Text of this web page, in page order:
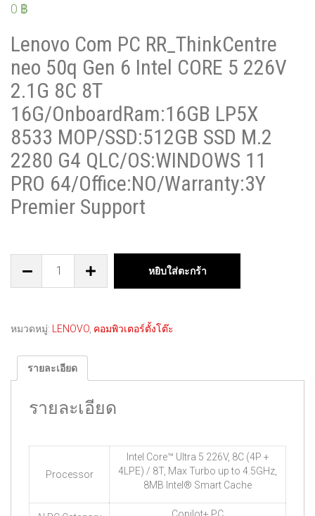
0 ฿
Lenovo Com PC RR_ThinkCentre
neo 50q Gen 6 Intel CORE 5 226V
2.1G 8C 8T
16G/OnboardRam:16GB LP5X
8533 MOP/SSD:512GB SSD M.2
2280 G4 QLC/OS:WINDOWS 11
PRO 64/Office:NO/Warranty:3Y
Premier Support
หยิบใส่ตะกร้า
หมวดหมู่: LENOVO คอมพิวเตอร์ตั้งโต๊ะ
รายละเอียด
รายละเอียด
Processor
Intel Core™ Ultra 5 226V, 8C (4P +
4LPE) / 8T, Max Turbo up to 4.5GHz,
8MB Intel® Smart Cache